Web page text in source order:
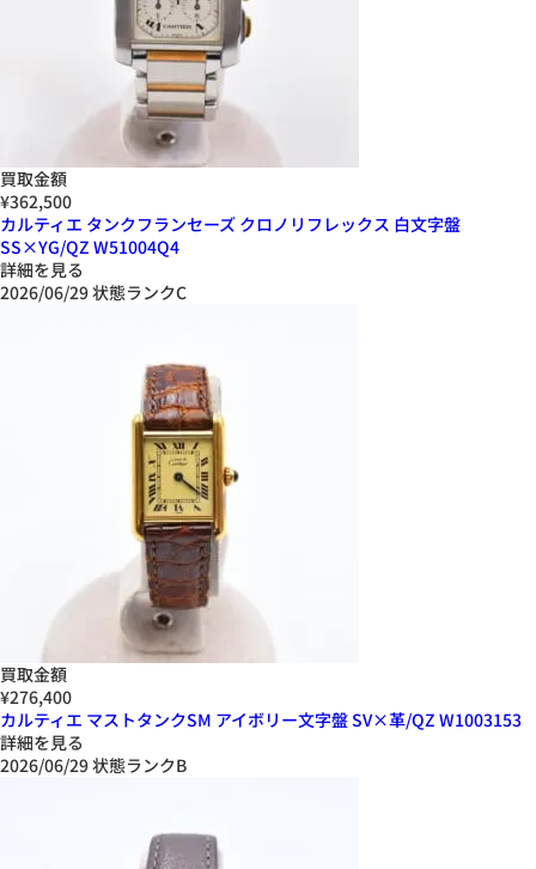
買取金額
¥362,500
カルティエ タンクフランセーズ クロノリフレックス 白文字盤
SS×YG/QZ W51004Q4
詳細を見る
2026/06/29状態ランクC
買取金額
¥276,400
カルティエ マストタンクSM アイボリー文字盤 SV×革/QZ W1003153
詳細を見る
2026/06/29状態ランクB